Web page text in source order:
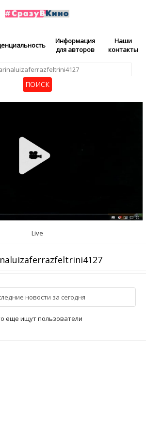
Информация
для авторов
Наши
контакты
Live
новости за сегодня
еще ищут пользователи